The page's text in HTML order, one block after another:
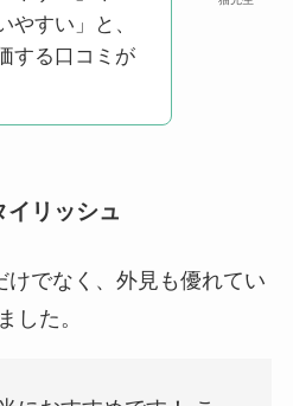
やすい」と、
する口コミが
イリッシュ
けでなく、外見も優れてい
した。